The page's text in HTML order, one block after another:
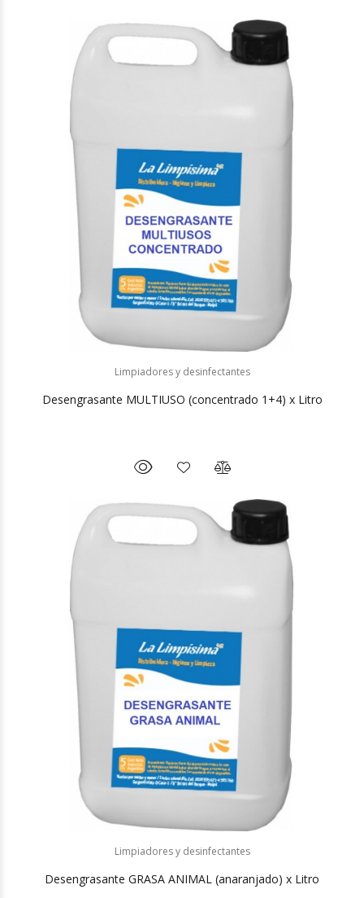
Limpiadores y desinfectantes
Desengrasante MULTIUSO (concentrado 1+4) x Litro
Limpiadores y desinfectantes
Desengrasante GRASA ANIMAL (anaranjado) x Litro